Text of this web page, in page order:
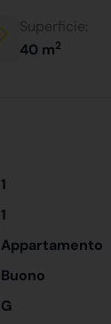
Superficie:
40 m2
1
1
Appartamento
Buono
G